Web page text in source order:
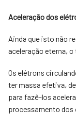
Aceleração dos
Ainda que isto não
aceleração eterna,
Os elétrons
ter massa efetiva,
para fazê-los
processamento dos